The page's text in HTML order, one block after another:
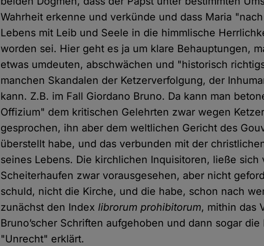
Wahrheit erkenne und verkünde und dass Maria
Lebens mit Leib und Seele in die himmlische
worden sei. Hier geht es ja um klare Behauptungen,
etwas umdeuten, abschwächen und "historisch
manchen Skandalen der Ketzerverfolgung, der
kann. Z.B. im Fall Giordano Bruno. Da kann man
Offizium" dem kritischen Gelehrten zwar wegen
gesprochen, ihn aber dem weltlichen Gericht des
überstellt habe, und das verbunden mit der
seines Lebens. Die kirchlichen Inquisitoren, ließe sich
Scheiterhaufen zwar vorausgesehen, aber nicht
schuld, nicht die Kirche, und die habe, schon nach
zunächst den Indexlibrorum prohibitorum, mithin das
Bruno’scher Schriften aufgehoben und dann sogar
"Unrecht" erklärt.